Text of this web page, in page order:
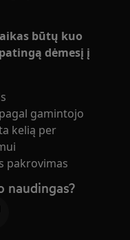
būtų kuo
dėmesį į
gamintojo
kelią per
pakrovimas
naudingas?